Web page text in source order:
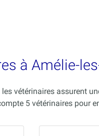
à Amélie-
vétérinaires assurent
5 vétérinaires pour